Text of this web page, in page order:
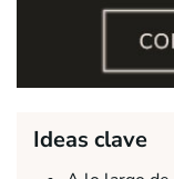
Ideas clave